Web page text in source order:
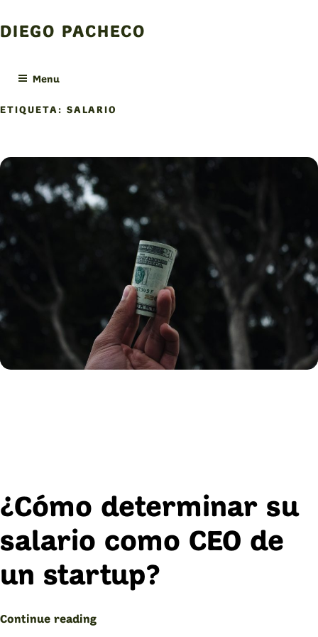
to
content
DIEGO PACHECO
Menu
ETIQUETA: SALARIO
¿Cómo determinar su
salario como CEO de
un startup?
Continue reading“¿Cómo